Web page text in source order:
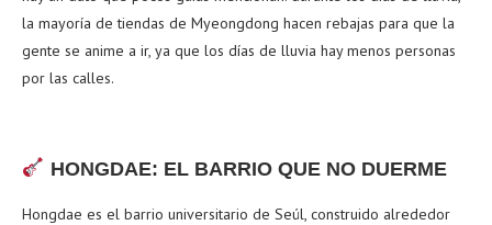
la mayoría de tiendas de Myeongdong hacen rebajas para que la
gente se anime a ir, ya que los días de lluvia hay menos personas
por las calles.
HONGDAE: EL BARRIO QUE NO DUERME
Hongdae es el barrio universitario de Seúl, construido alrededor